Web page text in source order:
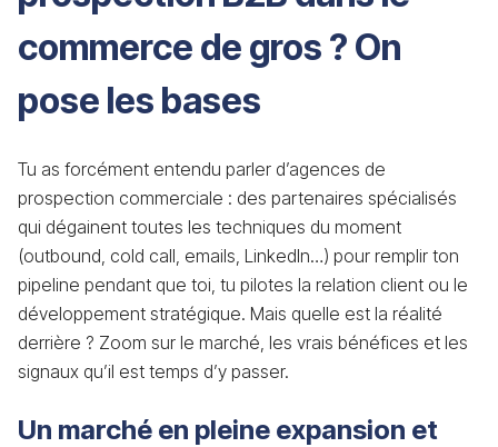
commerce de gros ? On
pose les bases
Tu as forcément entendu parler d’agences de
prospection commerciale : des partenaires spécialisés
qui dégainent toutes les techniques du moment
(outbound, cold call, emails, LinkedIn…) pour remplir ton
pipeline pendant que toi, tu pilotes la relation client ou le
développement stratégique. Mais quelle est la réalité
derrière ? Zoom sur le marché, les vrais bénéfices et les
signaux qu’il est temps d’y passer.
Un marché en pleine expansion et